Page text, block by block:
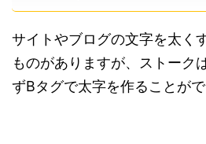
サイトやブログの文字を太く
ものがありますが、ストーク
ずBタグで太字を作ることがで